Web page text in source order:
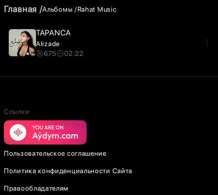
Главная Альбомы Rahat Music
TAPANCA
Alizade
675
02:22
Ссылки
Пользовательское соглашение
Политика конфиденциальности Сайта
Правообладателям